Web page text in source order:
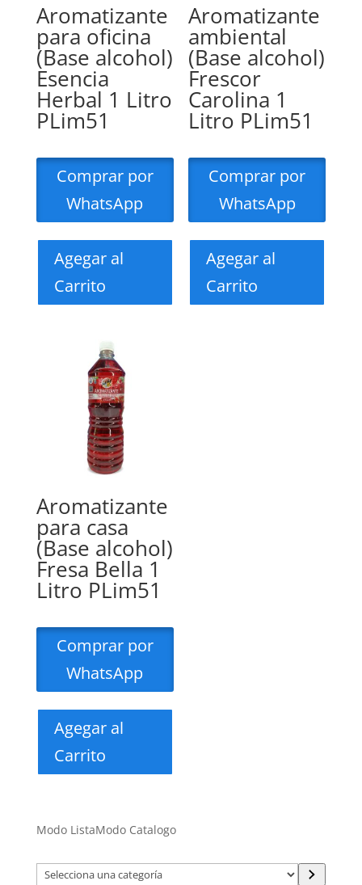
Aromatizante
para oficina
(Base alcohol)
Esencia
Herbal 1 Litro
PLim51
Comprar por
WhatsApp
Agegar al
Carrito
Aromatizante
ambiental
(Base alcohol)
Frescor
Carolina 1
Litro PLim51
Comprar por
WhatsApp
Agegar al
Carrito
Aromatizante
para casa
(Base alcohol)
Fresa Bella 1
Litro PLim51
Comprar por
WhatsApp
Agegar al
Carrito
Modo ListaModo Catalogo
Selecciona